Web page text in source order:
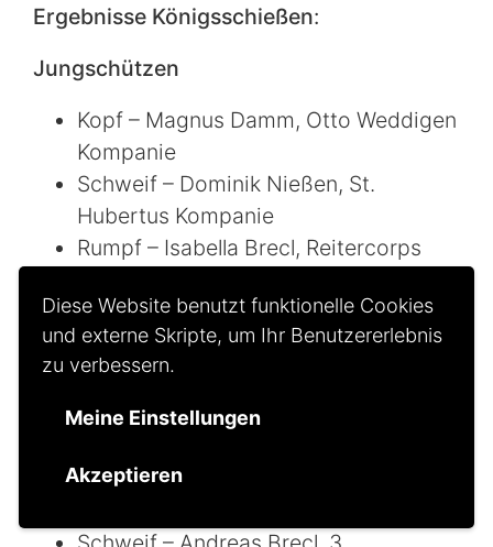
Diese Website benutzt funktionelle Cookies
und externe Skripte, um Ihr Benutzererlebnis
zu verbessern.
Meine Einstellungen
Akzeptieren
Ergebnisse Königsschießen:
Jungschützen
Kopf – Magnus Damm, Otto Weddigen
Kompanie
Schweif – Dominik Nießen, St.
Hubertus Kompanie
Rumpf – Isabella Brecl, Reitercorps
Grenadiere
rechter Flügel – Jana Bloser,
Reitercorps
Platte – Lars Hesse, 3. Grenadiere